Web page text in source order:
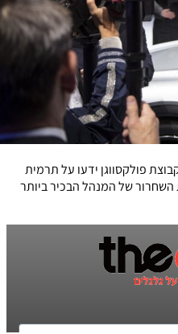
פולקסווגן ידעו על תרמית
של המנהל הבכיר ביותר